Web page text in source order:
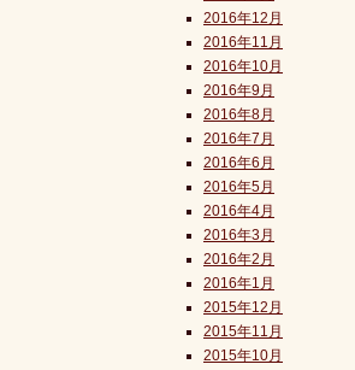
2016年12月
2016年11月
2016年10月
2016年9月
2016年8月
2016年7月
2016年6月
2016年5月
2016年4月
2016年3月
2016年2月
2016年1月
2015年12月
2015年11月
2015年10月